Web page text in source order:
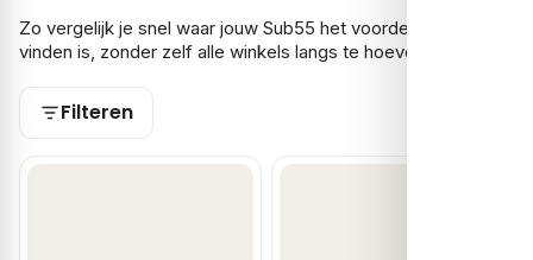
Zo vergelijk je snel waar jouw Sub55 het voordeligst te
vinden is, zonder zelf alle winkels langs te hoeven gaan.
Filteren